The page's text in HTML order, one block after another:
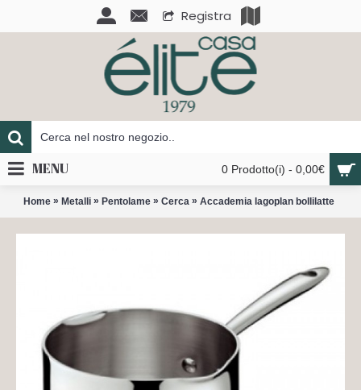
Registra
0 Prodotto(i) - 0,00€
MENU
Home » Metalli » Pentolame » Cerca » Accademia lagoplan bollilatte